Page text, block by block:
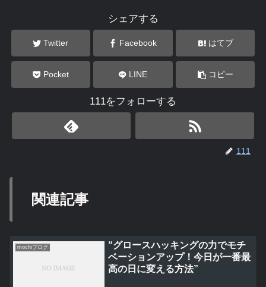
シェアする
Twitter Facebook はてブ
Pocket LINE コピー
111をフォローする
111
関連記事
mochiブログ
“グロースハッキングの力でモチ
ベーションアップ！今日が一番最
高の日に変える方法”